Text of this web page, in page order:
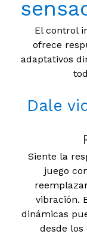
El control
ofrece
adaptativos
Dale
Siente la
juego
vibración.
dinámicas
desde los